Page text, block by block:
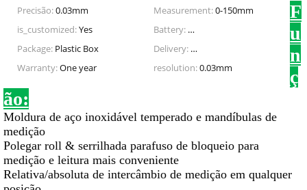
Precisão:0.03mm Measurement:0-150mm
is_customized:Yes Battery:
3V CR2032 environmental
Package: Plastic Box Delivery:
1-3 business days after
Warranty:One year resolution:0.03mm
F
u
n
ç
ão:
Moldura de aço inoxidável temperado e mandíbulas de
medição
Polegar roll & serrilhada parafuso de bloqueio para
medição e leitura mais conveniente
Relativa/absoluta de intercâmbio de medição em qualquer